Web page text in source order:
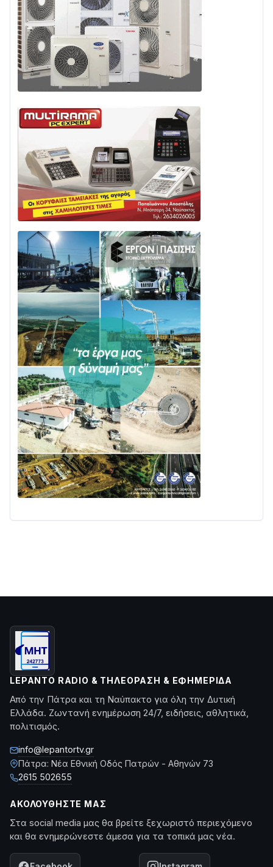
LEPANTO RADIO & ΤΗΛΕΌΡΑΣΗ & ΕΦΗΜΕΡΊΔΑ
Από την Πάτρα και τη Ναύπακτο για όλη την Δυτική
Ελλάδα. Ζωντανή ενημέρωση 24/7, ειδήσεις, αθλητικά,
πολιτισμός.
info@lepantortv.gr
Πάτρα: Νέα Εθνική Οδός Πατρών - Αθηνών 73
2615 502655
ΑΚΟΛΟΥΘΉΣΤΕ ΜΑΣ
Στα social media μας θα βρείτε ξεχωριστό περιεχόμενο
και θα ενημερώνεστε άμεσα για τα τοπικά μας νέα.